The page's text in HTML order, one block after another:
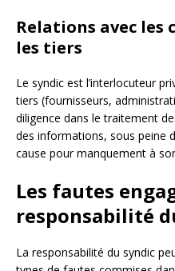
Relations avec
les tiers
Le syndic est l’interlocuteur
tiers (fournisseurs,
diligence dans le traitement
des informations, sous peine
cause pour manquement à
Les fautes
responsabilité
La responsabilité du syndic